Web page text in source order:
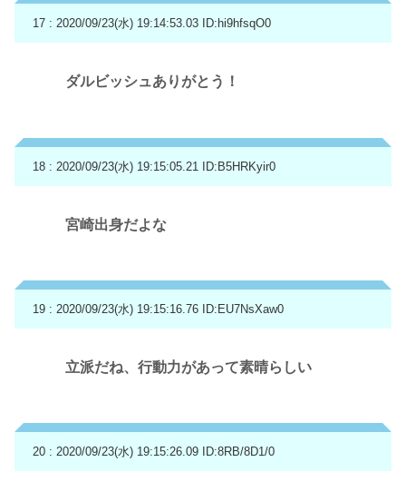
17 : 2020/09/23(水) 19:14:53.03 ID:hi9hfsqO0
ダルビッシュありがとう！
18 : 2020/09/23(水) 19:15:05.21 ID:B5HRKyir0
宮崎出身だよな
19 : 2020/09/23(水) 19:15:16.76 ID:EU7NsXaw0
立派だね、行動力があって素晴らしい
20 : 2020/09/23(水) 19:15:26.09 ID:8RB/8D1/0